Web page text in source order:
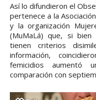
Así lo difundieron el
pertenece a la
y la organización
(MuMaLá) que, si
tienen criterios
información,
femicidios
comparación con